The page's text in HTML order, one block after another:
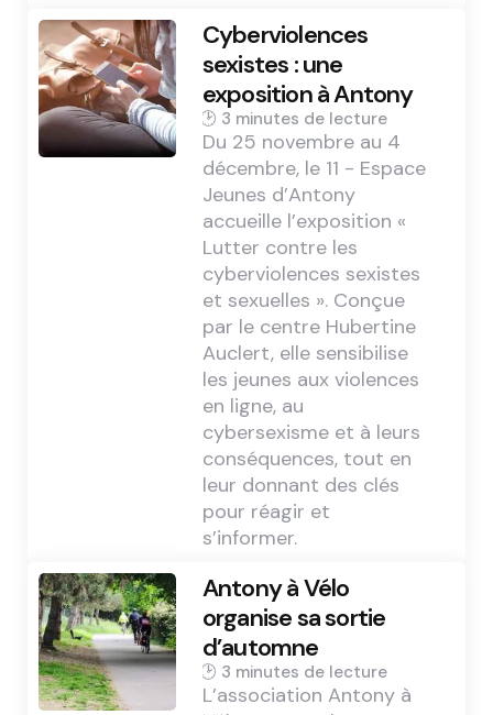
Cyberviolences
sexistes : une
exposition à Antony
3 min
Du 25 novembre au 4
décembre, le 11 - Espace
Jeunes d’Antony
accueille l’exposition «
Lutter contre les
cyberviolences sexistes
et sexuelles ». Conçue
par le centre Hubertine
Auclert, elle sensibilise
les jeunes aux violences
en ligne, au
cybersexisme et à leurs
conséquences, tout en
leur donnant des clés
pour réagir et
s’informer.
Antony à Vélo
organise sa sortie
d’automne
3 min
L’association Antony à